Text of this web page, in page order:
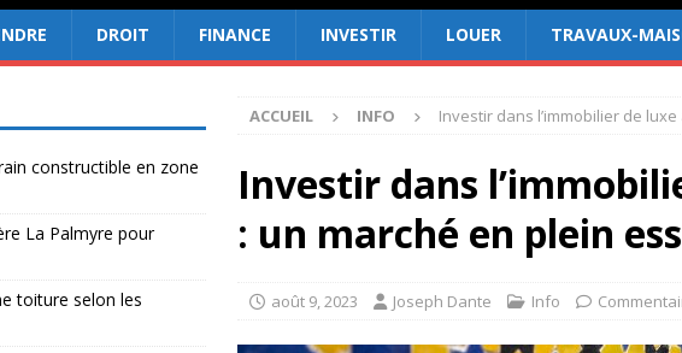
DROIT FINANCE INVESTIR LOUER TRAVAUX-
ACCUEIL INFO Investir dans l’immobilier de
Investir dans
: un marché en plein
août 9, 2023 Joseph Dante Info
constructible en zone
La Palmyre pour
toiture selon les